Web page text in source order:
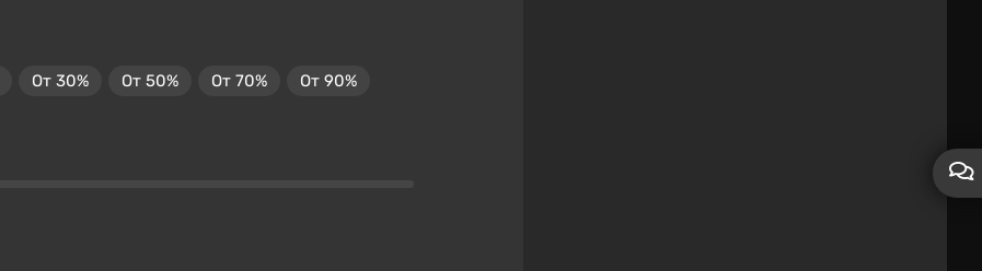
От 30% От 50% От 70% От 90%